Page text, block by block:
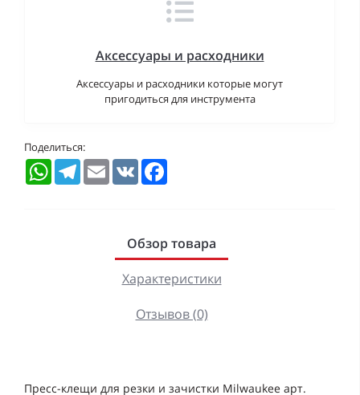
Аксессуары и расходники
Аксессуары и расходники которые могут
пригодиться для инструмента
Поделиться:
WhatsAppTelegramEmail VK
Обзор товара
Характеристики
Отзывов (0)
Пресс-клещи для резки и зачистки Milwaukee арт.